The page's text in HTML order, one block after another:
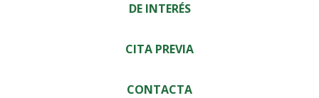
DE INTERÉS
CITA PREVIA
CONTACTA